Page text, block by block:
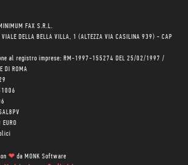
FAX S.R.L.
DELLA BELLA VILLA, 1 (ALTEZZA VIA CASILINA 939) - CAP
al registro imprese: RM-1997-155274 DEL 25/02/1997 /
DI ROMA
❤ da MONK Software